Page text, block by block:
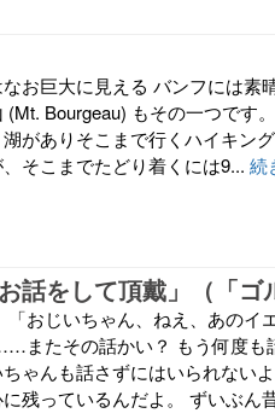
お巨大に見える バンフには素
Bourgeau) もその一つです
がありそこまで行くハイキン
そこまでたどり着くには9... 続
「おじいちゃん、ねえ、あのイ
またその話かい？ もう何度も
ゃんも話さずにはいられない
残っているんだよ。 ずいぶん